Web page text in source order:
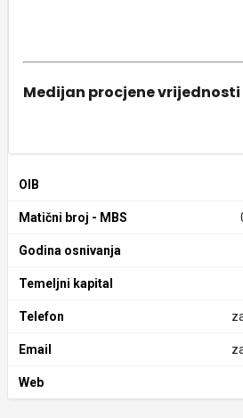
Medijan procjene vrijednosti
OIB
Matični broj - MBS
Godina osnivanja
Temeljni kapital
Telefon
Email
Web